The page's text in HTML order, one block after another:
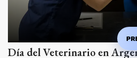
Día del Veterinario en